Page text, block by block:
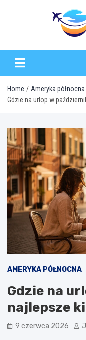
Home
Ameryka północna
Gdzie na urlop w
AMERYKA PÓŁNOCNA
Gdzie na
najlepsze
9 czerwca 2026